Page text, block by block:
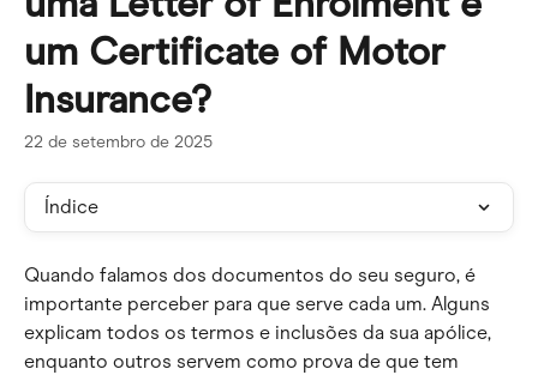
um Certificate of Motor
Insurance?
22 de setembro de 2025
Índice
Quando falamos dos documentos do seu seguro, é
importante perceber para que serve cada um. Alguns
explicam todos os termos e inclusões da sua apólice,
enquanto outros servem como prova de que tem